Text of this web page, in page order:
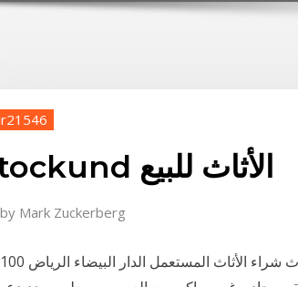
Stockund الأثاث للبيع
by Mark Zuckerberg